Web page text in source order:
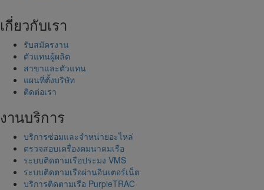
เกี่ยวกับเรา
รับสมัครงาน
ตัวแทนผู้ผลิต
สาขาและตัวแทน
แผนที่ตั้งบริษัท
ติดต่อเรา
งานบริการ
บริการซ่อมและจำหน่ายอะไหล่
ตรวจสอบเครื่องคมนาคมเรือ
ระบบติดตามเรือประมง VMS
ระบบติดตามเรือผ่านอินเตอร์เน็ต
บริการติดตามเรือ PurpleTRAC